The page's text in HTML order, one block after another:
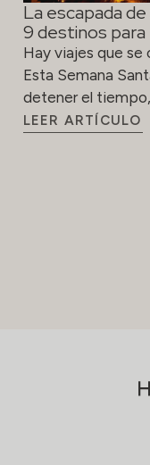
La escapada
9 destinos
Hay viajes que se
Esta Semana
detener el
LEER ARTÍCULO